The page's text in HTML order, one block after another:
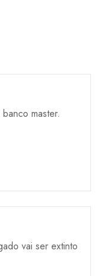
master.
vai ser extinto